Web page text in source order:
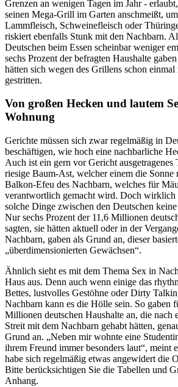
Grenzen an wenigen Tagen im Jahr -
seinen Mega-Grill im Garten anschmeißt,
Lammfleisch, Schweinefleisch oder
riskiert ebenfalls Stunk mit den Nachbarn.
Deutschen beim Essen scheinbar weniger
sechs Prozent der befragten Haushalte
hätten sich wegen des Grillens schon
gestritten.
Von großen Hecken und lautem
Wohnung
Gerichte müssen sich zwar regelmäßig in
beschäftigen, wie hoch eine nachbarliche
Auch ist ein gern vor Gericht ausgetragenes
riesige Baum-Ast, welcher einem die Sonne
Balkon-Efeu des Nachbarn, welches für
verantwortlich gemacht wird. Doch wirklich
solche Dinge zwischen den Deutschen
Nur sechs Prozent der 11,6 Millionen
sagten, sie hätten aktuell oder in der
Nachbarn, gaben als Grund an, dieser
„überdimensionierten Gewächsen“.
Ähnlich sieht es mit dem Thema Sex in
Haus aus. Denn auch wenn einige das
Bettes, lustvolles Gestöhne oder Dirty
Nachbarn kann es die Hölle sein. So gaben
Millionen deutschen Haushalte an, die nach
Streit mit dem Nachbarn gehabt hätten,
Grund an. „Neben mir wohnte eine
ihrem Freund immer besonders laut“, meint
habe sich regelmäßig etwas angewidert die
Bitte berücksichtigen Sie die Tabellen und
Anhang.